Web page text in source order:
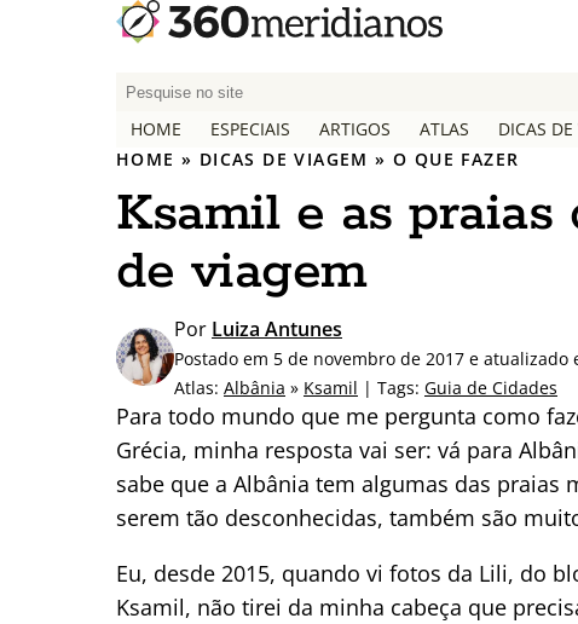
P
q
u
i
s
a
p
o
r
:
HOME ESPECIAIS ARTIGOS ATLAS DICAS
HOME » DICAS DE VIAGEM »O QUE FAZER
Ksamil e as praias
de viagem
Por Luiza Antunes
Postado em 5 de novembro de 2017 e atualizado
Atlas: Albânia » Ksamil | Tags: Guia de Cidades
Para todo mundo que me pergunta como
Grécia, minha resposta vai ser: vá para
sabe que a Albânia tem algumas das
serem tão desconhecidas, também são
Eu, desde 2015, quando vi fotos da Lili, do
Ksamil, não tirei da minha cabeça que